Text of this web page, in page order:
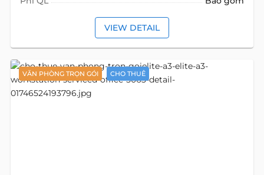
VIEW DETAIL
VĂN PHÒNG TRỌN GÓI CHO THUÊ